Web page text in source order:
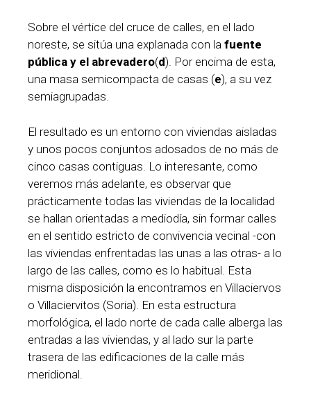
Sobre el vértice del cruce de calles, en el lado
noreste, se sitúa una explanada con la fuente
pública y el abrevadero(d). Por encima de esta,
una masa semicompacta de casas (e), a su vez
semiagrupadas.
El resultado es un entorno con viviendas aisladas
y unos pocos conjuntos adosados de no más de
cinco casas contiguas. Lo interesante, como
veremos más adelante, es observar que
prácticamente todas las viviendas de la localidad
se hallan orientadas a mediodía, sin formar calles
en el sentido estricto de convivencia vecinal -con
las viviendas enfrentadas las unas a las otras- a lo
largo de las calles, como es lo habitual. Esta
misma disposición la encontramos en Villaciervos
o Villaciervitos (Soria). En esta estructura
morfológica, el lado norte de cada calle alberga las
entradas a las viviendas, y al lado sur la parte
trasera de las edificaciones de la calle más
meridional.